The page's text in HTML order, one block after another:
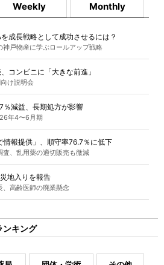
Weekly Monthly
成長戦略として成功させるには？
神戸物産に学ぶロールアップ戦略
コンビニに「大きな前進」
け説明会
％減益、長期処方が影響
年4〜6月期
情報提供」、順守率76.7％に低下
査、乱用薬の適切販売も微減
地入りを報告
、高齢医師の廃業懸念
ンキング